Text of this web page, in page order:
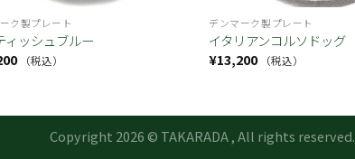
ク製プレート
ィッシュブルー
（税込）
デンマーク製プレート
イタリアンコルソドッグ
¥13,200 （税込）
Copyright 2026 © TAKARADA , All rights reserved.